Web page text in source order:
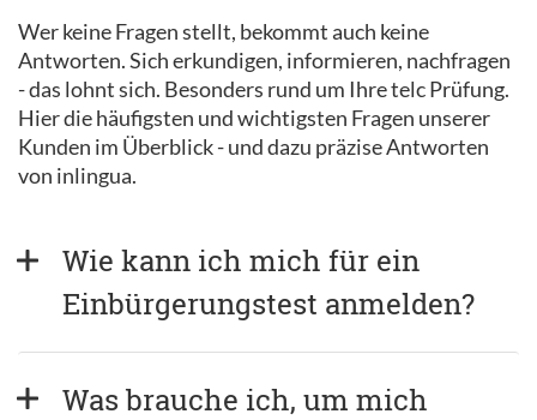
Wer keine Fragen stellt, bekommt auch keine
Antworten. Sich erkundigen, informieren, nachfragen
- das lohnt sich. Besonders rund um Ihre telc Prüfung.
Hier die häufigsten und wichtigsten Fragen unserer
Kunden im Überblick - und dazu präzise Antworten
von inlingua.
Wie kann ich mich für ein
Einbürgerungstest anmelden?
Was brauche ich, um mich